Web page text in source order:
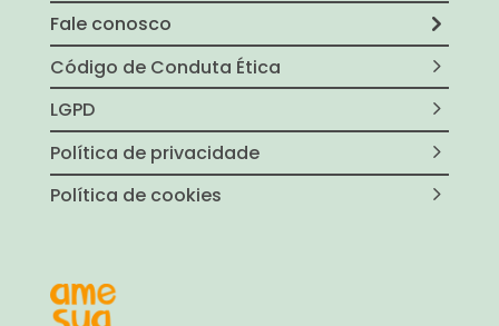
Fale conosco
Código de Conduta Ética
LGPD
Política de privacidade
Política de cookies